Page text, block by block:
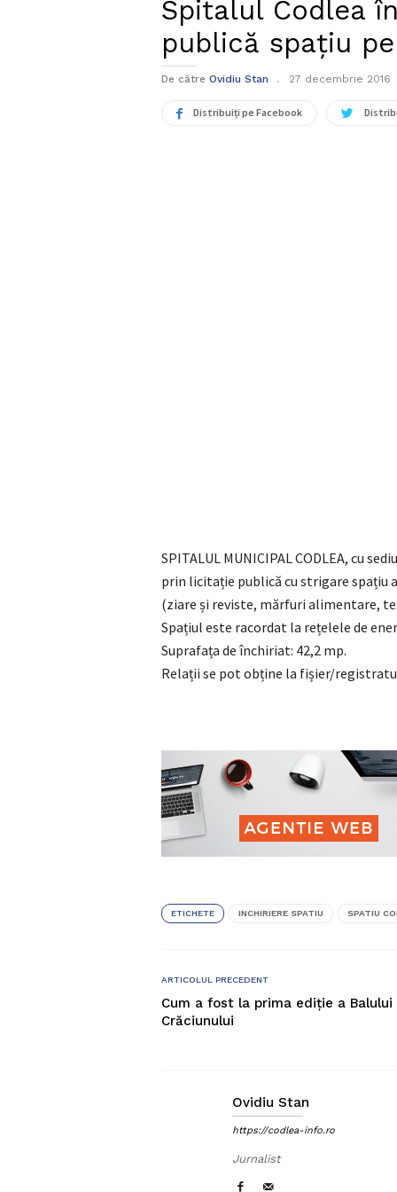
Spitalul Codlea
publică spațiu
De către Ovidiu Stan 27 decembrie 2016
Distribuiți pe Facebook
SPITALUL MUNICIPAL CODLEA, cu
prin licitație publică cu strigare spațiu
(ziare și reviste, mărfuri alimentare,
Spațiul este racordat la rețelele de
Suprafața de închiriat: 42,2 mp.
Relații se pot obține la fișier/
ETICHETE INCHIRIERE SPATIU SPATIU
ARTICOLUL PRECEDENT
Cum a fost la prima ediție a Balului
Crăciunului
Ovidiu Stan
https://codlea-info.ro
Jurnalist